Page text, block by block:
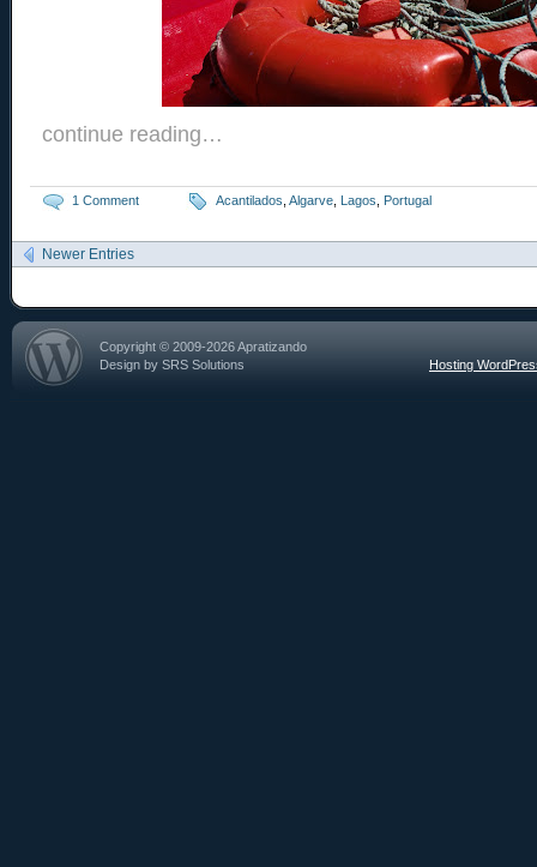
continue reading…
1 Comment Acantilados Algarve Lagos Portugal
Newer Entries
Copyright © 2009-2026 Apratizando
Design by SRS Solutions
Hosting